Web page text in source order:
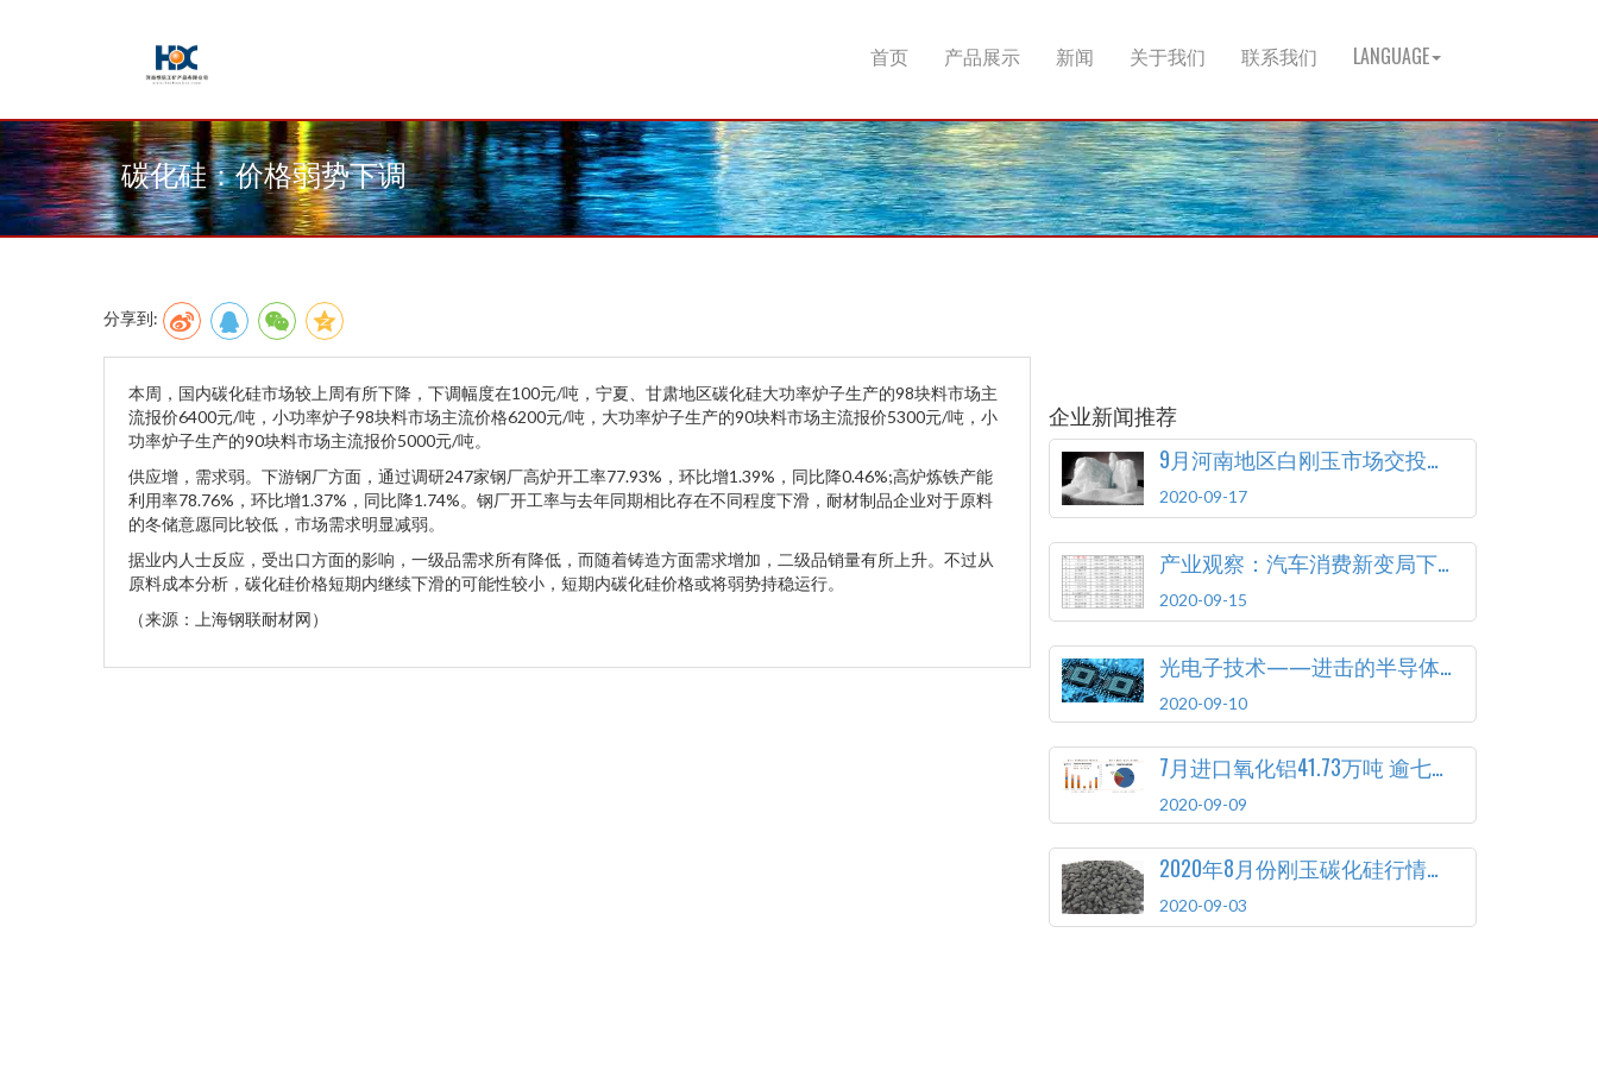
首页 产品展示 新闻 关于我们 联系我们 LANGUAGE
碳化硅：价格弱势下调
分享到:
本周，国内碳化硅市场较上周有所下降，下调幅度在100元/吨，宁夏、甘肃地区碳化硅大功率炉子生产的98块料市场主
流报价6400元/吨，小功率炉子98块料市场主流价格6200元/吨，大功率炉子生产的90块料市场主流报价5300元/吨，小
功率炉子生产的90块料市场主流报价5000元/吨。
供应增，需求弱。下游钢厂方面，通过调研247家钢厂高炉开工率77.93%，环比增1.39%，同比降0.46%;高炉炼铁产能
利用率78.76%，环比增1.37%，同比降1.74%。钢厂开工率与去年同期相比存在不同程度下滑，耐材制品企业对于原料
的冬储意愿同比较低，市场需求明显减弱。
据业内人士反应，受出口方面的影响，一级品需求所有降低，而随着铸造方面需求增加，二级品销量有所上升。不过从
原料成本分析，碳化硅价格短期内继续下滑的可能性较小，短期内碳化硅价格或将弱势持稳运行。
（来源：上海钢联耐材网）
企业新闻推荐
9月河南地区白刚玉市场交投低迷
2020-09-17
产业观察：汽车消费新变局下 如何顺应变化释放潜力
2020-09-15
光电子技术——进击的半导体突破口
2020-09-10
7月进口氧化铝41.73万吨 逾七成来自澳大利亚
2020-09-09
2020年8月份刚玉碳化硅行情简报
2020-09-03